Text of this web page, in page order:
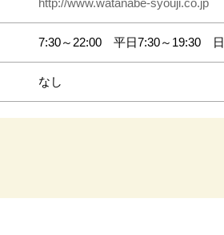
http://www.watanabe-syouji.co.jp
7:30～22:00 平日7:30～19:30
なし